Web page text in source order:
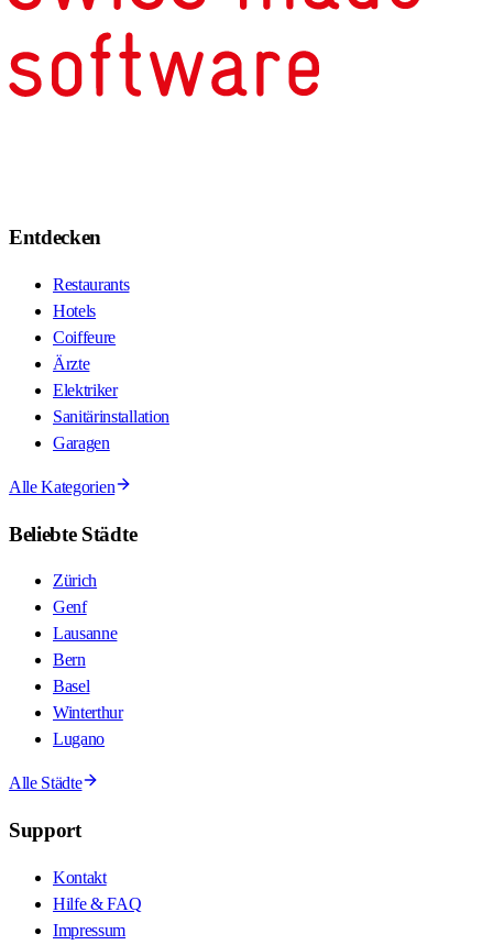
Entdecken
Restaurants
Hotels
Coiffeure
Ärzte
Elektriker
Sanitärinstallation
Garagen
Alle Kategorien
Beliebte Städte
Zürich
Genf
Lausanne
Bern
Basel
Winterthur
Lugano
Alle Städte
Support
Kontakt
Hilfe & FAQ
Impressum